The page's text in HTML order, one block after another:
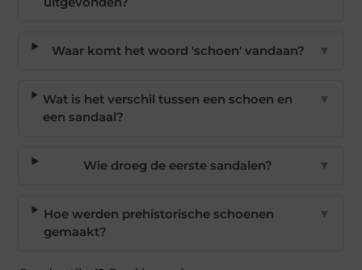
Waar komt het woord 'schoen' vandaan? ▼
Wat is het verschil tussen een schoen en
een sandaal?
▼
Wie droeg de eerste sandalen? ▼
Hoe werden prehistorische schoenen
gemaakt?
▼